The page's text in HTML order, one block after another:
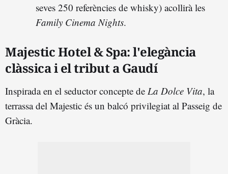
seves 250 referències de whisky) acollirà les
Family Cinema Nights.
Majestic Hotel & Spa: l'elegància
clàssica i el tribut a Gaudí
Inspirada en el seductor concepte de La Dolce Vita, la
terrassa del Majestic és un balcó privilegiat al Passeig de
Gràcia.